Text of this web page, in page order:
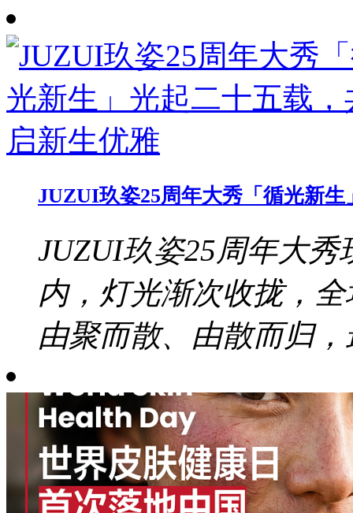
JUZUI玖姿25周年大秀「循光新
JUZUI玖姿25周年大秀
内，灯光渐次收拢，
由聚而散、由散而归